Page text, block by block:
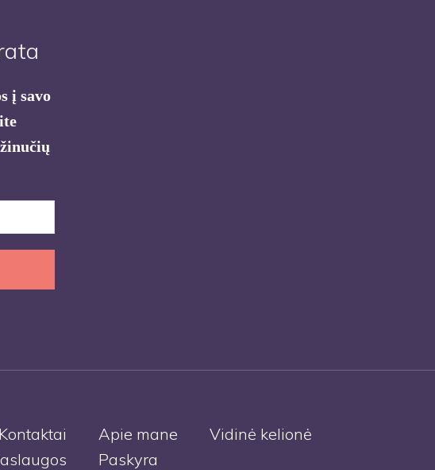
į savo
Kontaktai Apie mane
Vidinė kelionė
Paskyra